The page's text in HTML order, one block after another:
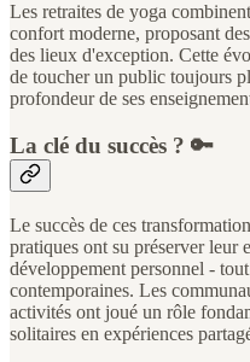
Les retraites de yoga
confort moderne, proposant
des lieux d'exception. Cette
de toucher un public toujours
profondeur de ses
La clé du succès ? 🔑
Le succès de ces
pratiques ont su préserver leur
développement personnel -
contemporaines. Les
activités ont joué un rôle
solitaires en expériences